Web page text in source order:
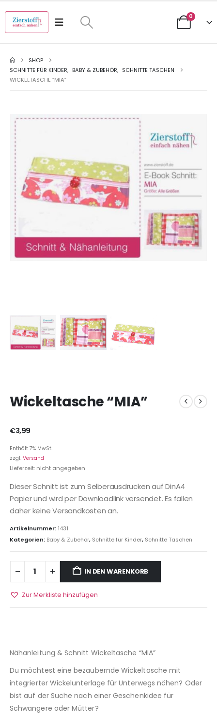
0
SHOP
SCHNITTE FÜR KINDER, BABY & ZUBEHÖR, SCHNITTE TASCHEN
WICKELTASCHE “MIA”
Wickeltasche “MIA”
€3,99
Enthält 7% MwSt.
zzgl. Versand
Lieferzeit: nicht angegeben
Dieser Schnitt ist zum Selberausdrucken auf DinA4
Papier und wird per Downloadlink versendet. Es fallen
daher keine Versandkosten an.
Artikelnummer: 1431
Kategorien: Baby & Zubehör, Schnitte für Kinder, Schnitte Taschen
IN DEN WARENKORB
Zur Merkliste hinzufügen
Nähanleitung & Schnitt Wickeltasche “MIA”
Du möchtest eine bezaubernde Wickeltasche mit
integrierter Wickelunterlage für Unterwegs nähen? Oder
bist auf der Suche nach einer Geschenkidee für
Schwangere oder Mütter?